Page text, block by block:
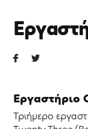
Εργαστήριο
Τριήμερο
Ρεπερτόριο
2025-
Φιλοξενίες
Δράσεις
Νέ@